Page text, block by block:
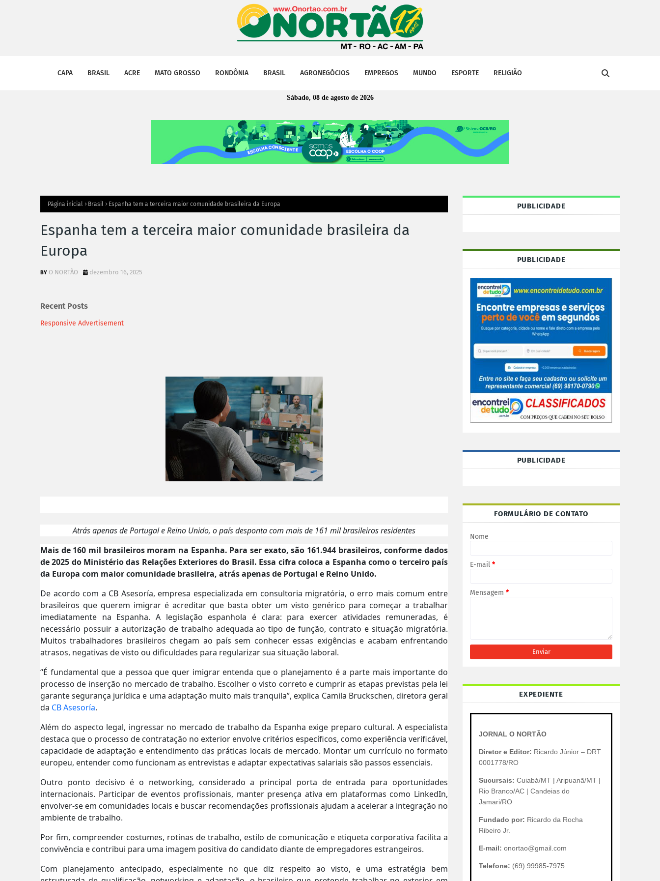
CAPA BRASIL ACRE MATO GROSSO RONDÔNIA BRASIL AGRONEGÓCIOS EMPREGOS MUNDO ESPORTE RELIGIÃO
Sábado, 08 de agosto de 2026
Página inicial Brasil Espanha tem a terceira maior comunidade brasileira da Europa
Espanha tem a terceira maior comunidade brasileira da
Europa
O NORTÃO dezembro 16, 2025
Recent Posts
Responsive Advertisement
Atrás apenas de Portugal e Reino Unido, o país desponta com mais de 161 mil brasileiros residentes
Mais de 160 mil brasileiros moram na Espanha. Para ser exato, são 161.944 brasileiros, conforme dados
de 2025 do Ministério das Relações Exteriores do Brasil. Essa cifra coloca a Espanha como o terceiro país
da Europa com maior comunidade brasileira, atrás apenas de Portugal e Reino Unido.
De acordo com a CB Asesoría, empresa especializada em consultoria migratória, o erro mais comum entre
brasileiros que querem imigrar é acreditar que basta obter um visto genérico para começar a trabalhar
imediatamente na Espanha. A legislação espanhola é clara: para exercer atividades remuneradas, é
necessário possuir a autorização de trabalho adequada ao tipo de função, contrato e situação migratória.
Muitos trabalhadores brasileiros chegam ao país sem conhecer essas exigências e acabam enfrentando
atrasos, negativas de visto ou dificuldades para regularizar sua situação laboral.
“É fundamental que a pessoa que quer imigrar entenda que o planejamento é a parte mais importante do
processo de inserção no mercado de trabalho. Escolher o visto correto e cumprir as etapas previstas pela lei
garante segurança jurídica e uma adaptação muito mais tranquila”, explica Camila Bruckschen, diretora geral
da CB Asesoría.
Além do aspecto legal, ingressar no mercado de trabalho da Espanha exige preparo cultural. A especialista
destaca que o processo de contratação no exterior envolve critérios específicos, como experiência verificável,
capacidade de adaptação e entendimento das práticas locais de mercado. Montar um currículo no formato
europeu, entender como funcionam as entrevistas e adaptar expectativas salariais são passos essenciais.
Outro ponto decisivo é o networking, considerado a principal porta de entrada para oportunidades
internacionais. Participar de eventos profissionais, manter presença ativa em plataformas como LinkedIn,
envolver-se em comunidades locais e buscar recomendações profissionais ajudam a acelerar a integração no
ambiente de trabalho.
Por fim, compreender costumes, rotinas de trabalho, estilo de comunicação e etiqueta corporativa facilita a
convivência e contribui para uma imagem positiva do candidato diante de empregadores estrangeiros.
Com planejamento antecipado, especialmente no que diz respeito ao visto, e uma estratégia bem
PUBLICIDADE
PUBLICIDADE
PUBLICIDADE
FORMULÁRIO DE CONTATO
Nome
E-mail *
Mensagem *
EXPEDIENTE
JORNAL O NORTÃO
Diretor e Editor: Ricardo Júnior – DRT
0001778/RO
Sucursais: Cuiabá/MT | Aripuanã/MT |
Rio Branco/AC | Candeias do
Jamari/RO
Fundado por: Ricardo da Rocha
Ribeiro Jr.
E-mail: onortao@gmail.com
Telefone: (69) 99985-7975